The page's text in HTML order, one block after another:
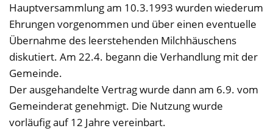
Hauptversammlung am 10.3.1993 wurden wiederum
Ehrungen vorgenommen und über einen eventuelle
Übernahme des leerstehenden Milchhäuschens
diskutiert. Am 22.4. begann die Verhandlung mit der
Gemeinde.
Der ausgehandelte Vertrag wurde dann am 6.9. vom
Gemeinderat genehmigt. Die Nutzung wurde
vorläufig auf 12 Jahre vereinbart.